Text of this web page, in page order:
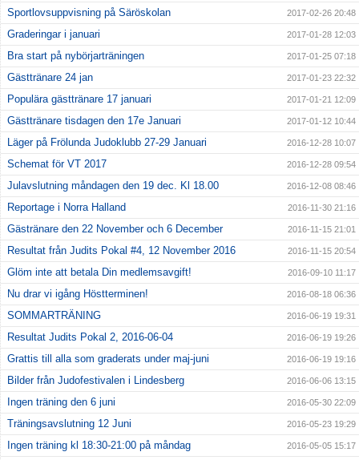
Sportlovsuppvisning på Säröskolan 2017-02-26 20:48
Graderingar i januari 2017-01-28 12:03
Bra start på nybörjarträningen 2017-01-25 07:18
Gästtränare 24 jan 2017-01-23 22:32
Populära gästtränare 17 januari 2017-01-21 12:09
Gästtränare tisdagen den 17e Januari 2017-01-12 10:44
Läger på Frölunda Judoklubb 27-29 Januari 2016-12-28 10:07
Schemat för VT 2017 2016-12-28 09:54
Julavslutning måndagen den 19 dec. Kl 18.00 2016-12-08 08:46
Reportage i Norra Halland 2016-11-30 21:16
Gästränare den 22 November och 6 December 2016-11-15 21:01
Resultat från Judits Pokal #4, 12 November 2016 2016-11-15 20:54
Glöm inte att betala Din medlemsavgift! 2016-09-10 11:17
Nu drar vi igång Höstterminen! 2016-08-18 06:36
SOMMARTRÄNING 2016-06-19 19:31
Resultat Judits Pokal 2, 2016-06-04 2016-06-19 19:26
Grattis till alla som graderats under maj-juni 2016-06-19 19:16
Bilder från Judofestivalen i Lindesberg 2016-06-06 13:15
Ingen träning den 6 juni 2016-05-30 22:09
Träningsavslutning 12 Juni 2016-05-23 19:29
Ingen träning kl 18:30-21:00 på måndag 2016-05-05 15:17